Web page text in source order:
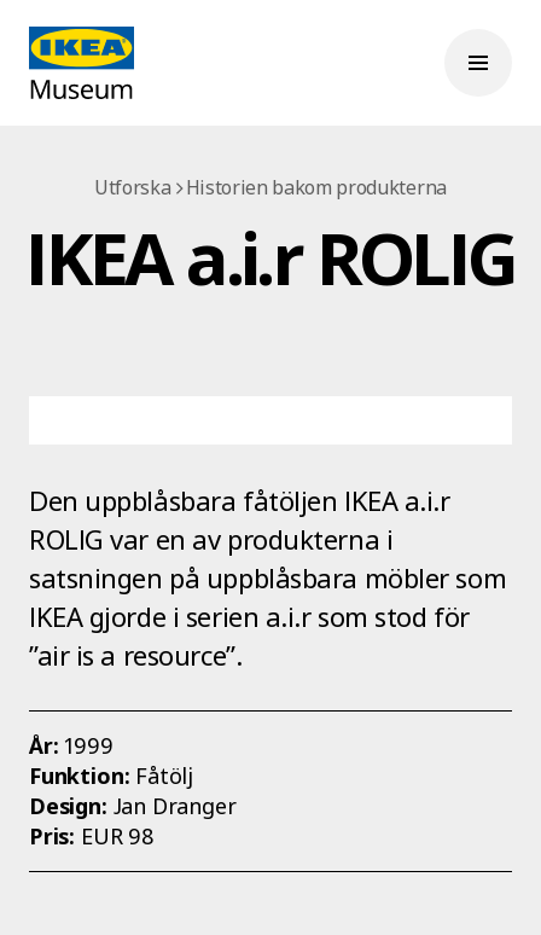
Utforska Historien bakom produkterna
IKEA a.i.r ROLIG
Den uppblåsbara fåtöljen IKEA a.i.r
ROLIG var en av produkterna i
satsningen på uppblåsbara möbler som
IKEA gjorde i serien a.i.r som stod för
”air is a resource”.
År: 1999
Funktion: Fåtölj
Design: Jan Dranger
Pris: EUR 98